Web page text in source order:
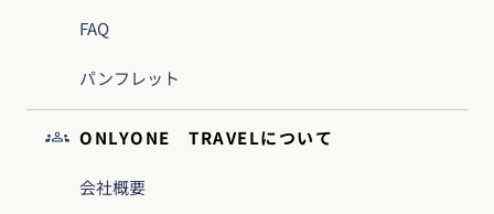
FAQ
パンフレット
ONLYONE TRAVELについて
会社概要